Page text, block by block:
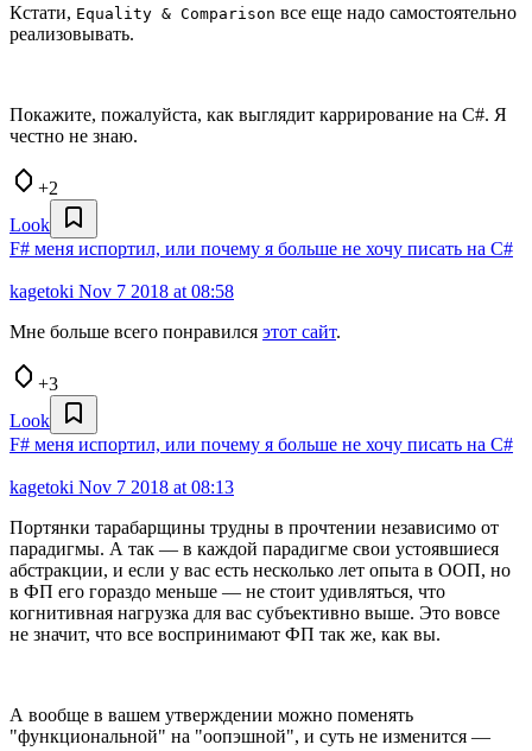
Кстати, Equality & Comparison все еще надо самостоятельно
реализовывать.
Покажите, пожалуйста, как выглядит каррирование на C#. Я
честно не знаю.
+2
Look
F# меня испортил, или почему я больше не хочу писать на C#
kagetoki Nov 7 2018 at 08:58
Мне больше всего понравился этот сайт.
+3
Look
F# меня испортил, или почему я больше не хочу писать на C#
kagetoki Nov 7 2018 at 08:13
Портянки тарабарщины трудны в прочтении независимо от
парадигмы. А так — в каждой парадигме свои устоявшиеся
абстракции, и если у вас есть несколько лет опыта в ООП, но
в ФП его гораздо меньше — не стоит удивляться, что
когнитивная нагрузка для вас субъективно выше. Это вовсе
не значит, что все воспринимают ФП так же, как вы.
А вообще в вашем утверждении можно поменять
"функциональной" на "оопэшной", и суть не изменится —